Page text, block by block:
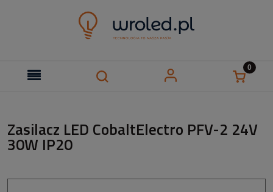
Zasilacz LED CobaltElectro PFV-2 24V
30W IP20